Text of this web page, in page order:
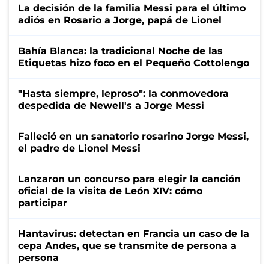
La decisión de la familia Messi para el último
adiós en Rosario a Jorge, papá de Lionel
Bahía Blanca: la tradicional Noche de las
Etiquetas hizo foco en el Pequeño Cottolengo
"Hasta siempre, leproso": la conmovedora
despedida de Newell's a Jorge Messi
Falleció en un sanatorio rosarino Jorge Messi,
el padre de Lionel Messi
Lanzaron un concurso para elegir la canción
oficial de la visita de León XIV: cómo
participar
Hantavirus: detectan en Francia un caso de la
cepa Andes, que se transmite de persona a
persona